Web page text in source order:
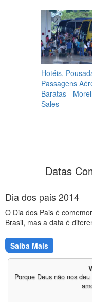
Hotéis,
Passagens
Baratas -
Sales
Datas
Dia dos pais 2014
O Dia dos Pais é
Brasil, mas a data é
Saiba Mais
Porque Deus não nos